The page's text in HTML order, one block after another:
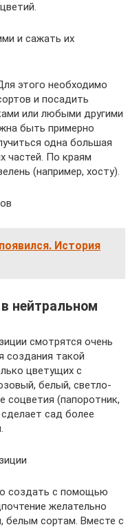
и сажать их
этого необходимо
и посадить
или любыми другими
быть примерно
одна большая
частей. По краям
(например, хосту).
История
нейтральном
смотрятся очень
создания такой
цветущих с
белый, светло-
соцветия (папоротник,
сад более
создать с помощью
желательно
белым сортам. Вместе с